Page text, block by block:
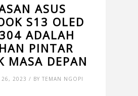
ASUS
S13 OLED
ADALAH
PINTAR
MASA DEPAN
26, 2023 / BY TEMAN NGOPI